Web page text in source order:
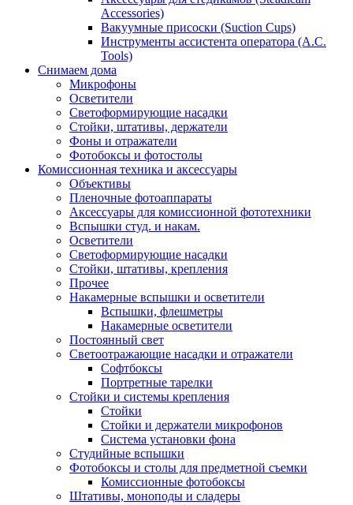
Accessories)
Вакуумные присоски (Suction Cups)
Инструменты ассистента оператора (A.C.
Tools)
Снимаем дома
Микрофоны
Осветители
Светоформирующие насадки
Стойки, штативы, держатели
Фоны и отражатели
Фотобоксы и фотостолы
Комиссионная техника и аксессуары
Объективы
Пленочные фотоаппараты
Аксессуары для комиссионной фототехники
Вспышки студ. и накам.
Осветители
Светоформирующие насадки
Стойки, штативы, крепления
Прочее
Накамерные вспышки и осветители
Вспышки, флешметры
Накамерные осветители
Постоянный свет
Светоотражающие насадки и отражатели
Софтбоксы
Портретные тарелки
Стойки и системы крепления
Стойки
Стойки и держатели микрофонов
Система установки фона
Студийные вспышки
Фотобоксы и столы для предметной съемки
Комиссионные фотобоксы
Штативы, моноподы и сладеры